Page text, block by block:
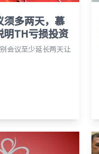
须多两天，慕
明TH亏损投资
会议至少延长两天让